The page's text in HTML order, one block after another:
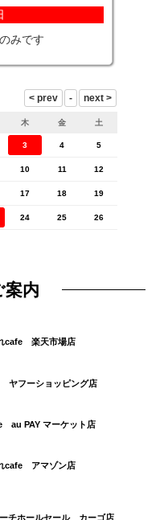
みです
木 金 土
3 4 5
10 11 12
17 18 19
24 25 26
案内
cafe 楽天市場店
ヤフーショッピング店
au PAY マーケット店
cafe アマゾン店
チホールセール カーゴ店